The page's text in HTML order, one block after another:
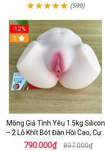
(599)
-12%
5
Mông Giả Tình Yêu 1.5kg Silicon
– 2 Lỗ Khít Bót Đàn Hồi Cao, Cực
Phê
790.000₫ 897.000₫